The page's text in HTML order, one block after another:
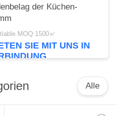
der Küchen-
MOQ:1500㎡
SIE MIT UNS IN
Alle